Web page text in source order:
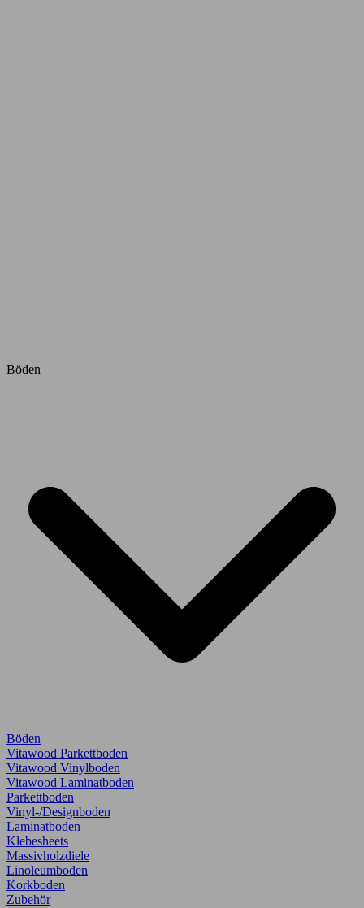
Böden
Böden
Vitawood Parkettboden
Vitawood Vinylboden
Vitawood Laminatboden
Parkettboden
Vinyl-/Designboden
Laminatboden
Klebesheets
Massivholzdiele
Linoleumboden
Korkboden
Zubehör